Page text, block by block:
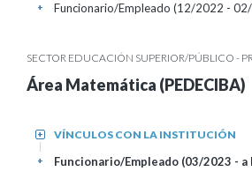
Funcionario/Empleado (12/2022 -
+
SECTOR EDUCACIÓN SUPERIOR/PÚBLICO -
Área Matemática (PEDECIBA)
VÍNCULOS CON LA INSTITUCIÓN
+
Funcionario/Empleado (03/2023 - a
+